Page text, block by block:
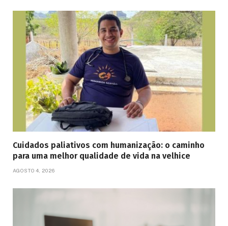
Cuidados paliativos com humanização: o caminho
para uma melhor qualidade de vida na velhice
AGOSTO 4, 2026